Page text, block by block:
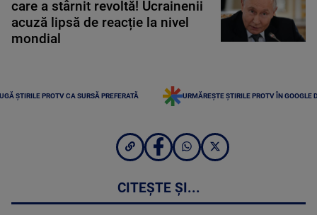
care a stârnit revoltă! Ucrainenii
acuză lipsă de reacție la nivel
mondial
ȘTIRILE PROTV CA SURSĂ PREFERATĂ URMĂREȘTE ȘTIRILE PROTV ÎN GOOGLE
CITEȘTE ȘI...